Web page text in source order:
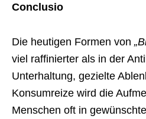
Conclusio
Die heutigen Formen von
viel raffinierter als in der
Unterhaltung, gezielte
Konsumreize wird die
Menschen oft in